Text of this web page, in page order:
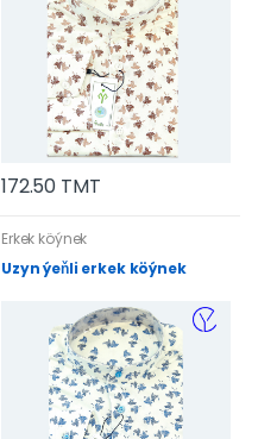
172.50 TMT
Erkek köýnek
Uzyn ýeňli erkek köýnek